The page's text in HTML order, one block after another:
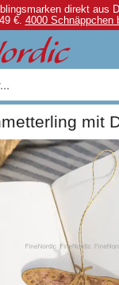
direkt aus
€. 4000 Schnäppchen
mit